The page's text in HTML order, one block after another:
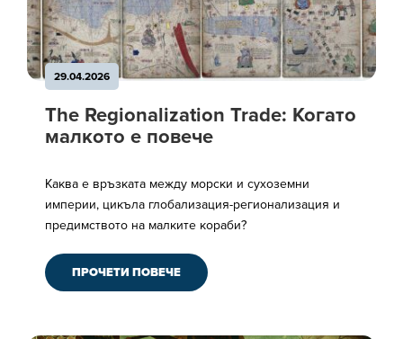
29.04.2026
The Regionalization Trade: Когато
малкото е повече
Каква е връзката между морски и сухоземни
империи, цикъла глобализация-регионализация и
предимството на малките кораби?
ПРОЧЕТИ ПОВЕЧЕ